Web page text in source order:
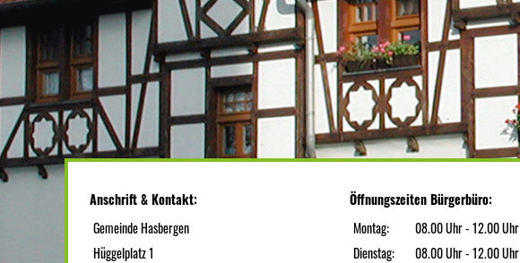
Anschrift & Kontakt:
Gemeinde Hasbergen
Hüggelplatz 1
Öffnungszeiten Bürgerbüro:
Montag:
08.00 Uhr - 12.00 Uhr
Dienstag:
08.00 Uhr - 12.00 Uhr